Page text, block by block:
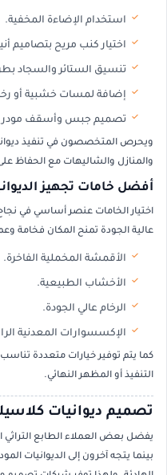
استخدام الإضاءة المخفية.
اختيار كنب مريح بتصاميم
تنسيق الستائر والسجاد
إضافة لمسات خشبية أو
تصميم جبس وأسقف
ويحرص المتخصصون في تنفيذ
والمنازل والشاليهات مع الحفاظ
أفضل خامات تجهيز
اختيار الخامات عنصر أساسي في
عالية الجودة تمنح المكان فخامة
الأقمشة المخملية الفاخرة.
الأخشاب الطبيعية.
الرخام عالي الجودة.
الإكسسوارات المعدنية
كما يتم توفير خيارات متعددة تناسب
التنفيذ أو المظهر النهائي.
تصميم ديوانيات
يفضل بعض العملاء الطابع التراثي
بينما يتجه آخرون إلى الديوانيات